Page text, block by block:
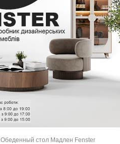
Обеденный стол Мадлен Fenster